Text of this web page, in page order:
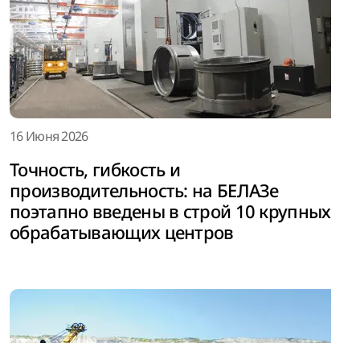
16 Июня 2026
Точность, гибкость и
производительность: на БЕЛАЗе
поэтапно введены в строй 10 крупных
обрабатывающих центров